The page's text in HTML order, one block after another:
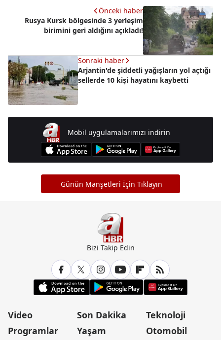
Önceki haber
Rusya Kursk bölgesinde 3 yerleşim
birimini geri aldığını açıkladı!
Sonraki haber
Arjantin'de şiddetli yağışların yol açtığı
sellerde 10 kişi hayatını kaybetti
Mobil uygulamalarımızı indirin
Günün Manşetleri İçin Tıklayın
Bizi Takip Edin
Video
Programlar
Son Dakika
Yaşam
Teknoloji
Otomobil